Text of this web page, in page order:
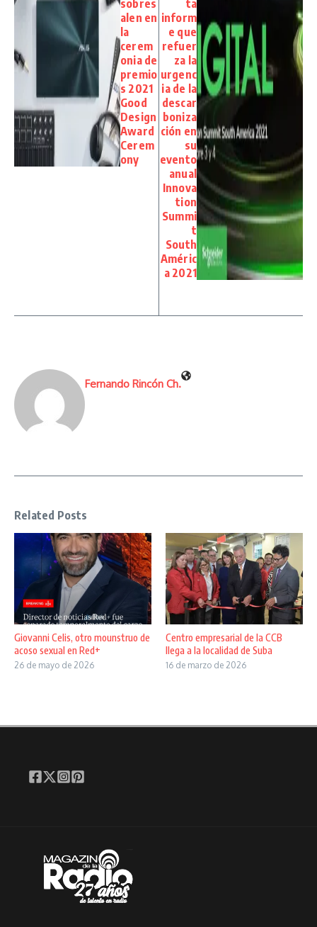
sobres
alen en
la
cerem
onia de
premio
s 2021
Good
Design
Award
Cerem
ony
ta
inform
e que
refuer
za la
urgenc
ia de la
descar
boniza
ción en
su
evento
anual
Innova
tion
Summi
t
South
Améric
a 2021
Fernando Rincón Ch.
Related Posts
Giovanni Celis, otro mounstruo de
acoso sexual en Red+
26 de mayo de 2026
Centro empresarial de la CCB
llega a la localidad de Suba
16 de marzo de 2026